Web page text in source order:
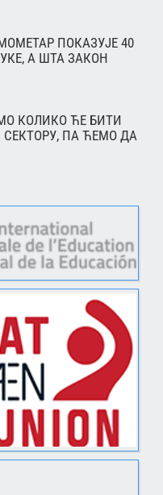
ПОКАЗУЈЕ 40
А ШТА ЗАКОН
КОЛИКО ЋЕ БИТИ
ПА ЋЕМО ДА